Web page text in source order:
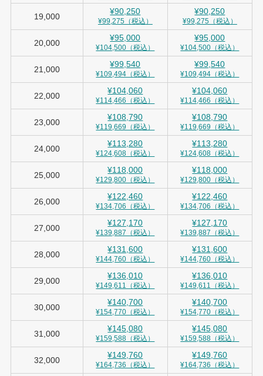
19,000
¥90,250
¥99,275（税込）
¥90,250
¥99,275（税込）
20,000
¥95,000
¥104,500（税込）
¥95,000
¥104,500（税込）
21,000
¥99,540
¥109,494（税込）
¥99,540
¥109,494（税込）
22,000
¥104,060
¥114,466（税込）
¥104,060
¥114,466（税込）
23,000
¥108,790
¥119,669（税込）
¥108,790
¥119,669（税込）
24,000
¥113,280
¥124,608（税込）
¥113,280
¥124,608（税込）
25,000
¥118,000
¥129,800（税込）
¥118,000
¥129,800（税込）
26,000
¥122,460
¥134,706（税込）
¥122,460
¥134,706（税込）
27,000
¥127,170
¥139,887（税込）
¥127,170
¥139,887（税込）
28,000
¥131,600
¥144,760（税込）
¥131,600
¥144,760（税込）
29,000
¥136,010
¥149,611（税込）
¥136,010
¥149,611（税込）
30,000
¥140,700
¥154,770（税込）
¥140,700
¥154,770（税込）
31,000
¥145,080
¥159,588（税込）
¥145,080
¥159,588（税込）
32,000
¥149,760
¥164,736（税込）
¥149,760
¥164,736（税込）